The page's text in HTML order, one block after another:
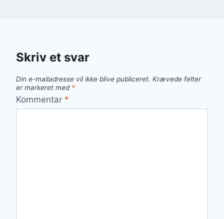
Skriv et svar
Din e-mailadresse vil ikke blive publiceret. Krævede felter
er markeret med *
Kommentar *